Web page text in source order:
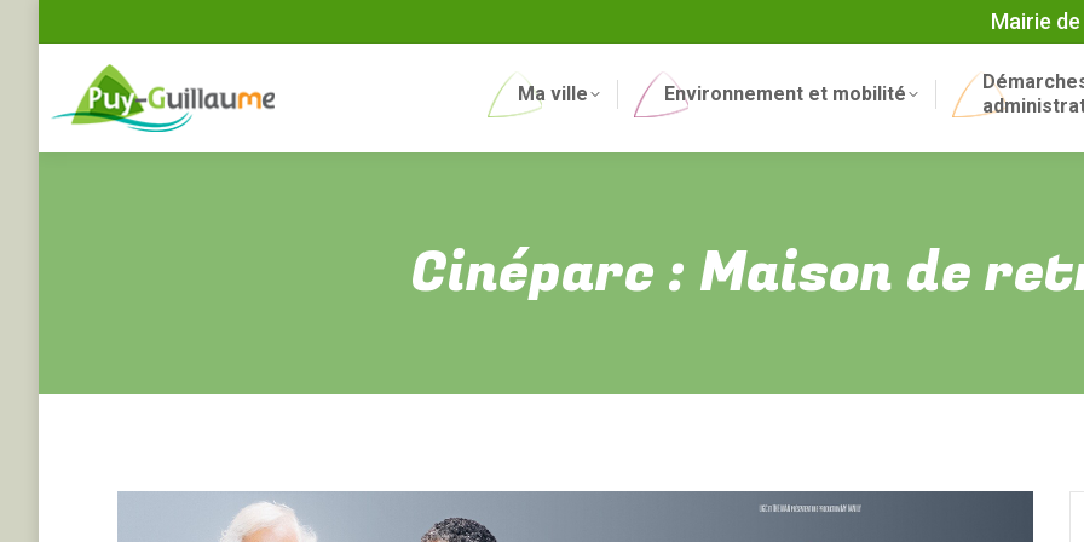
Mairie
Ma ville Environnement et mobilité
Cinéparc : Maison de